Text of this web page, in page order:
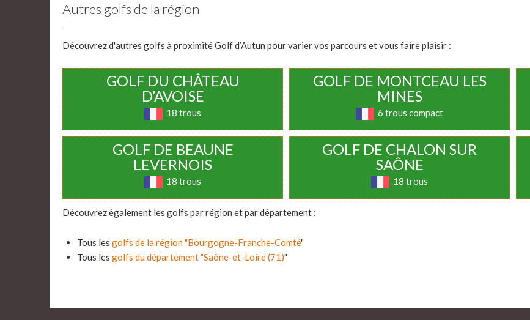
Autres golfs de la région
Découvrez d'autres golfs à proximité Golf d’Autun pour varier vos parcours et vous faire plaisir :
GOLF DU CHÂTEAU
D’AVOISE
18 trous
GOLF DE MONTCEAU LES
MINES
6 trous compact
GOLF DE BEAUNE
LEVERNOIS
18 trous
GOLF DE CHALON SUR
SAÔNE
18 trous
Découvrez également les golfs par région et par département :
Tous les golfs de la région "Bourgogne-Franche-Comté"
Tous les golfs du département "Saône-et-Loire (71)"